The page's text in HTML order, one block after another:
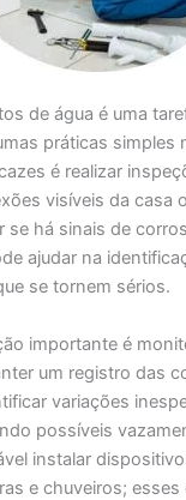
de água é uma
práticas simples
é realizar
visíveis da casa
se há sinais de
ajudar na
se tornem sérios.
importante é
um registro das
variações
possíveis
instalar
e chuveiros;